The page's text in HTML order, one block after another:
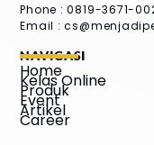
Phone : 0819-3671-
Email :
NAVIGASI
Home
Kelas Online
Produk
Event
Artikel
Career